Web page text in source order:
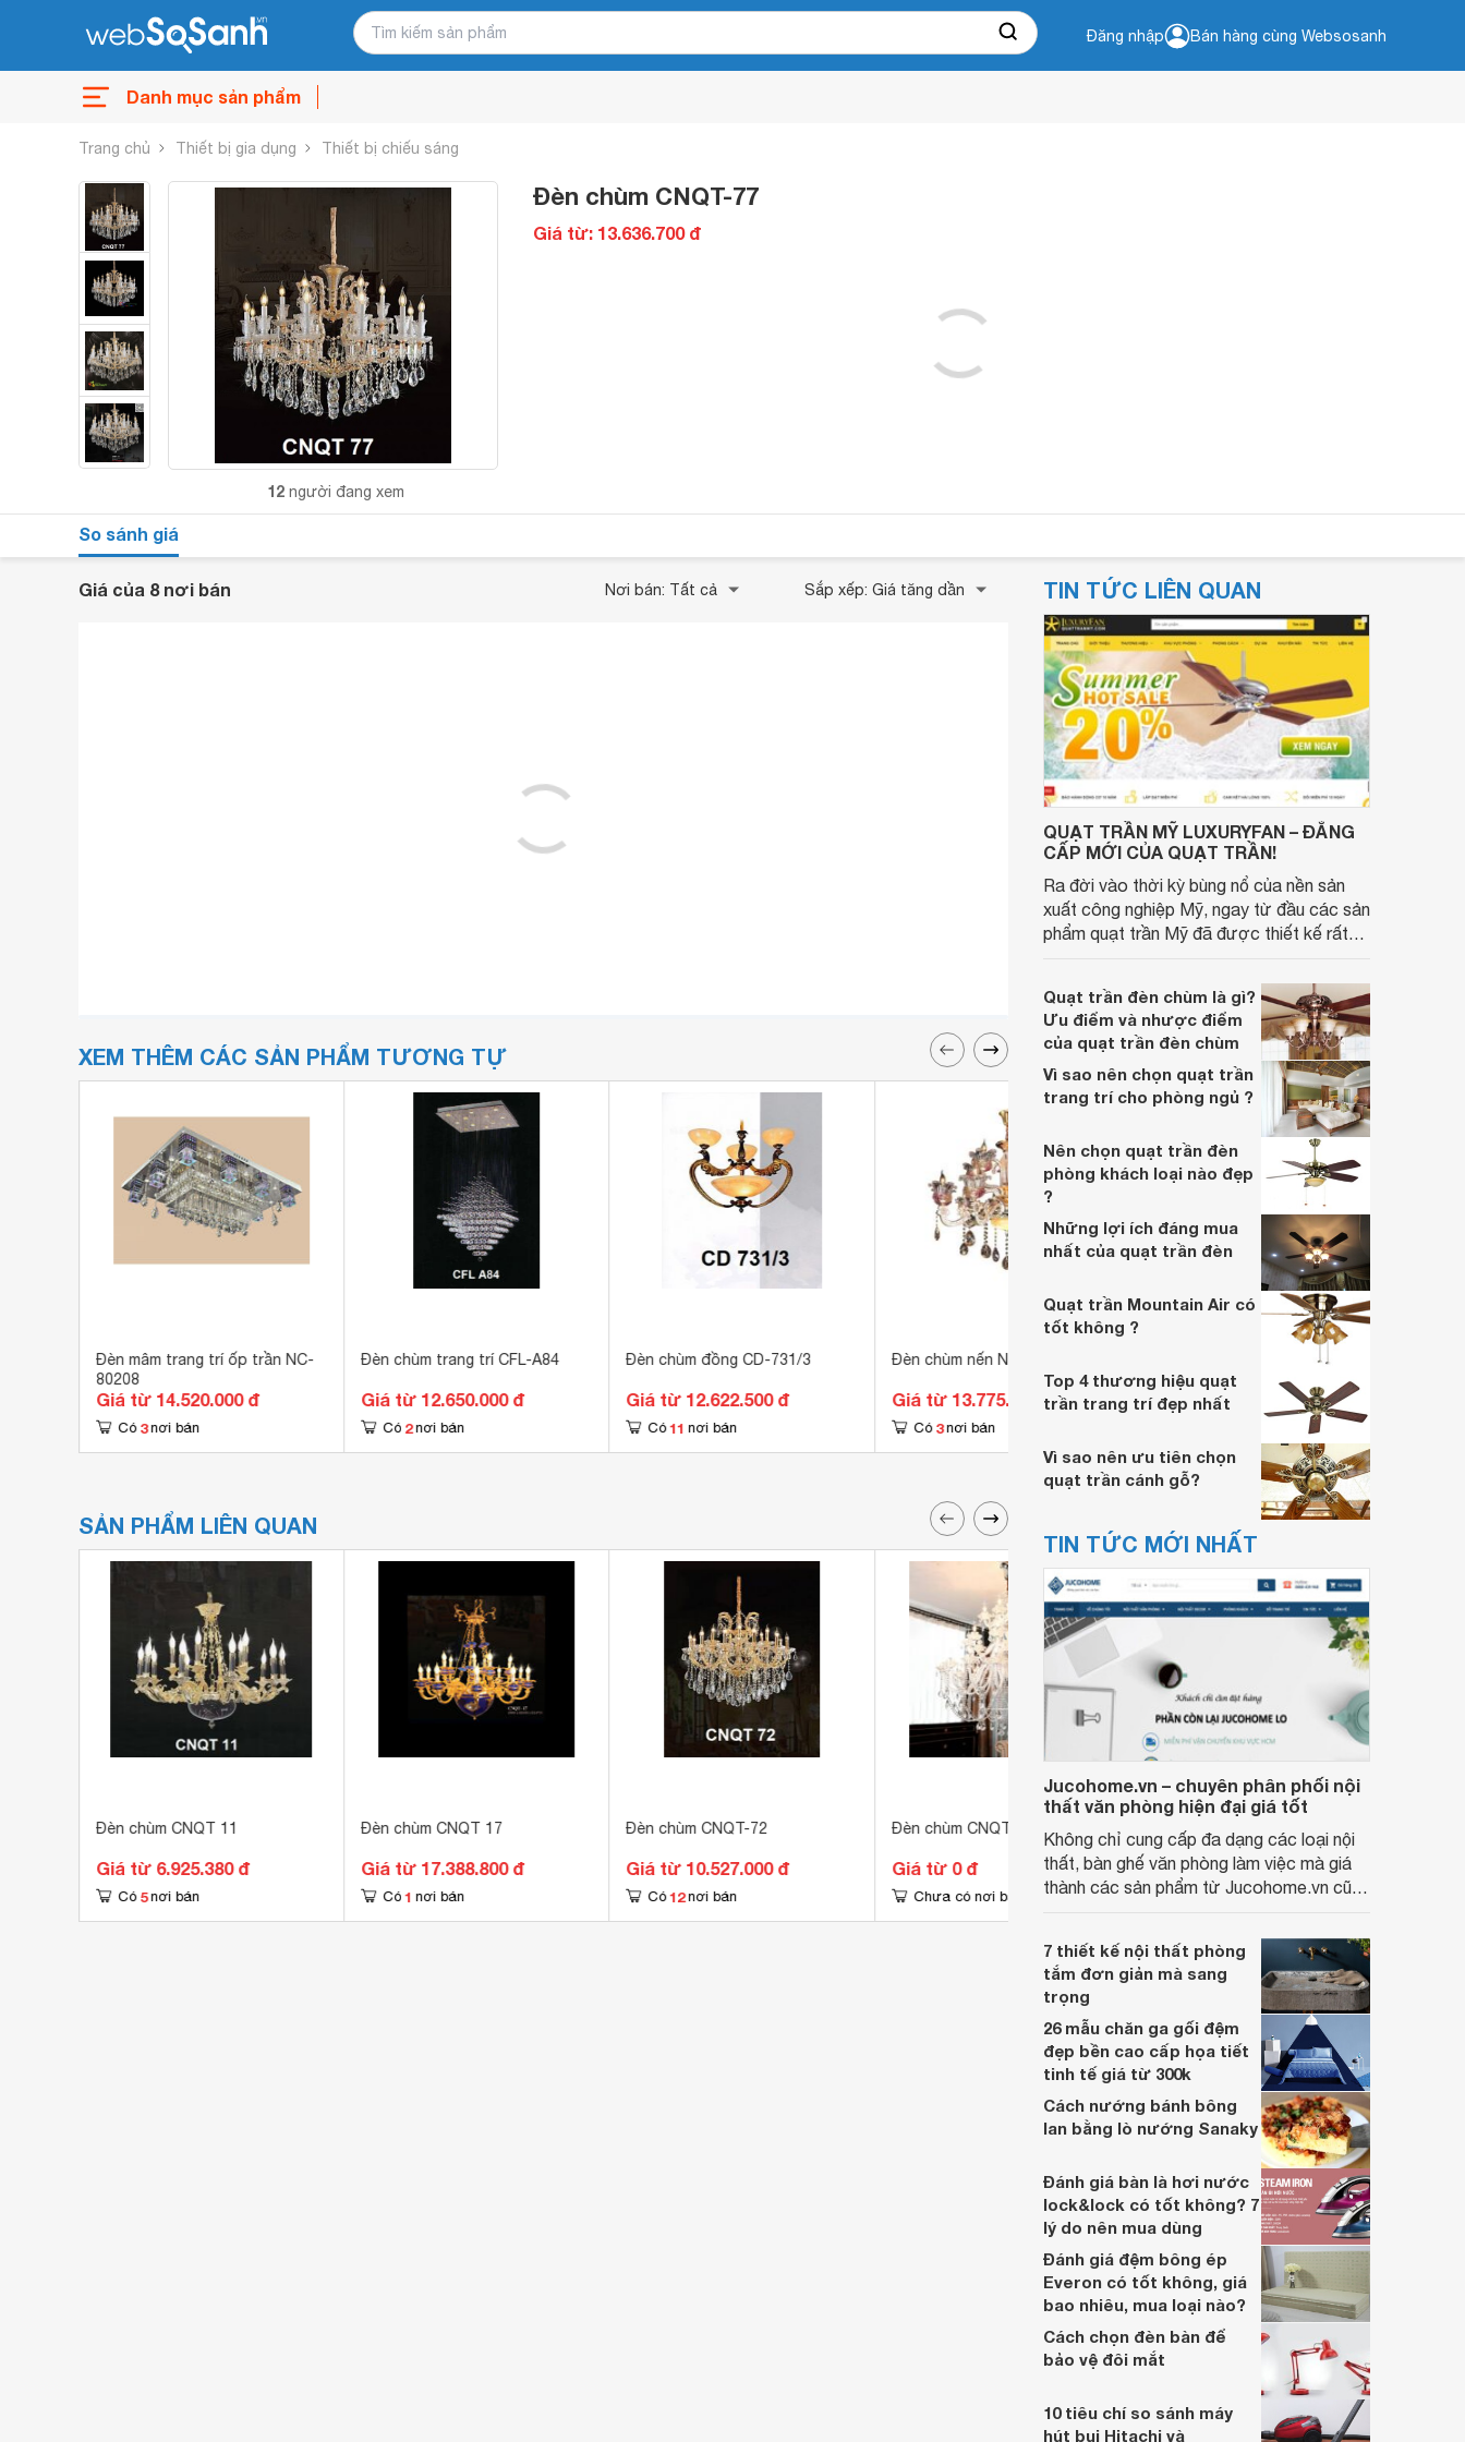
Đăng nhập Bán hàng cùng Websosanh
Danh mục sản phẩm
Trang chủ Thiết bị gia dụng Thiết bị chiếu sáng
12 người đang xem
Đèn chùm CNQT-77
Giá từ: 13.636.700 đ
So sánh giá
Giá của 8 nơi bán Nơi bán: Tất cả Sắp xếp: Giá tăng dần
XEM THÊM CÁC SẢN PHẨM TƯƠNG TỰ
Đèn mâm trang trí ốp trần NC-
80208
Giá từ 14.520.000 đ
Có 3 nơi bán
Đèn chùm trang trí CFL-A84
Giá từ 12.650.000 đ
Có 2 nơi bán
Đèn chùm đồng CD-731/3
Giá từ 12.622.500 đ
Có 11 nơi bán
Đèn chùm nến NC 16822/10+5
Giá từ 13.775.300 đ
Có 3 nơi bán
Đèn chùm đồng CD-751/6
Giá từ 13.244.000 đ
SẢN PHẨM LIÊN QUAN
Đèn chùm CNQT 11
Giá từ 6.925.380 đ
Có 5 nơi bán
Đèn chùm CNQT 17
Giá từ 17.388.800 đ
Có 1 nơi bán
Đèn chùm CNQT-72
Giá từ 10.527.000 đ
Có 12 nơi bán
Đèn chùm CNQT-207
Giá từ 0 đ
Chưa có nơi bán
Đèn chùm CNQT-161
Giá từ 40.502.000 đ
Có 5 nơi bán
TIN TỨC LIÊN QUAN
QUẠT TRẦN MỸ LUXURYFAN – ĐẲNG
CẤP MỚI CỦA QUẠT TRẦN!
Ra đời vào thời kỳ bùng nổ của nền sản
xuất công nghiệp Mỹ, ngay từ đầu các sản
phẩm quạt trần Mỹ đã được thiết kế rất
trần Hunter hay Casablanca cổ thường
được thiết kế thủ công với những nét hoa
văn tinh xảo độc đáo và đẳng cấp…
Quạt trần đèn chùm là gì?
Ưu điểm và nhược điểm
của quạt trần đèn chùm
Vì sao nên chọn quạt trần
trang trí cho phòng ngủ ?
Nên chọn quạt trần đèn
phòng khách loại nào đẹp
?
Những lợi ích đáng mua
nhất của quạt trần đèn
Quạt trần Mountain Air có
tốt không ?
Top 4 thương hiệu quạt
trần trang trí đẹp nhất
Vì sao nên ưu tiên chọn
quạt trần cánh gỗ?
TIN TỨC MỚI NHẤT
Jucohome.vn – chuyên phân phối nội
thất văn phòng hiện đại giá tốt
Không chỉ cung cấp đa dạng các loại nội
thất, bàn ghế văn phòng làm việc mà giá
thành các sản phẩm từ Jucohome.vn cũng
7 thiết kế nội thất phòng
tắm đơn giản mà sang
trọng
26 mẫu chăn ga gối đệm
đẹp bền cao cấp họa tiết
tinh tế giá từ 300k
Cách nướng bánh bông
lan bằng lò nướng Sanaky
Đánh giá bàn là hơi nước
lock&lock có tốt không? 7
lý do nên mua dùng
Đánh giá đệm bông ép
Everon có tốt không, giá
bao nhiêu, mua loại nào?
Cách chọn đèn bàn để
bảo vệ đôi mắt
10 tiêu chí so sánh máy
hút bụi Hitachi và